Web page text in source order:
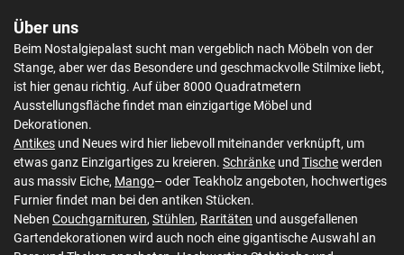
Über uns
Beim Nostalgiepalast sucht man vergeblich nach Möbeln von der
Stange, aber wer das Besondere und geschmackvolle Stilmixe liebt,
ist hier genau richtig. Auf über 8000 Quadratmetern
Ausstellungsfläche findet man einzigartige Möbel und
Dekorationen.
Antikes und Neues wird hier liebevoll miteinander verknüpft, um
etwas ganz Einzigartiges zu kreieren. Schränke und Tischewerden
aus massiv Eiche, Mango– oder Teakholz angeboten, hochwertiges
Furnier findet man bei den antiken Stücken.
Neben Couchgarnituren, Stühlen, Raritäten und ausgefallenen
Gartendekorationen wird auch noch eine gigantische Auswahl an